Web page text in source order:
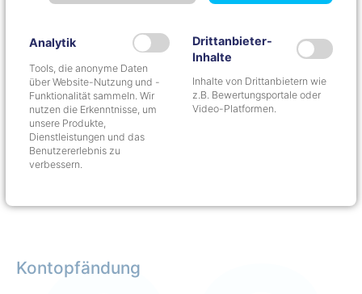
Einstellungen ändern
Bereit für einen Neuanfang?
Kontopfändung
Analytik
Tools, die anonyme Daten
über Website-Nutzung und -
Funktionalität sammeln. Wir
nutzen die Erkenntnisse, um
unsere Produkte,
Dienstleistungen und das
Benutzererlebnis zu
verbessern.
Drittanbieter-
Inhalte
Inhalte von Drittanbietern wie
z.B. Bewertungsportale oder
Video-Platformen.